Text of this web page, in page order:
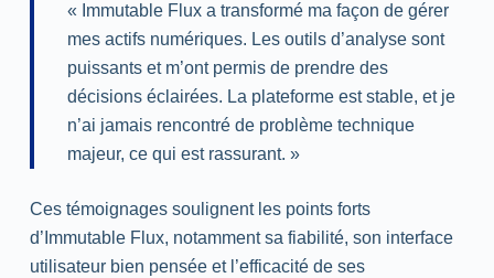
« Immutable Flux a transformé ma façon de gérer
mes actifs numériques. Les outils d’analyse sont
puissants et m’ont permis de prendre des
décisions éclairées. La plateforme est stable, et je
n’ai jamais rencontré de problème technique
majeur, ce qui est rassurant. »
Ces témoignages soulignent les points forts
d’Immutable Flux, notamment sa fiabilité, son interface
utilisateur bien pensée et l’efficacité de ses